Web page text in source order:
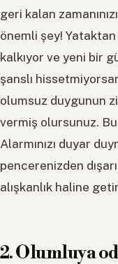
geri kalan
önemli şey! Yataktan
kalkıyor ve yeni bir
şanslı
olumsuz duygunun
vermiş olursunuz.
Alarmınızı duyar
pencerenizden
alışkanlık haline
2. Olumluya